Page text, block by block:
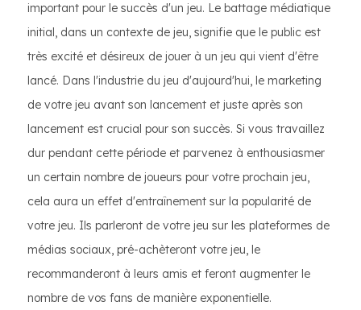
important pour le succès d'un jeu. Le battage médiatique
initial, dans un contexte de jeu, signifie que le public est
très excité et désireux de jouer à un jeu qui vient d'être
lancé. Dans l'industrie du jeu d'aujourd'hui, le marketing
de votre jeu avant son lancement et juste après son
lancement est crucial pour son succès. Si vous travaillez
dur pendant cette période et parvenez à enthousiasmer
un certain nombre de joueurs pour votre prochain jeu,
cela aura un effet d'entraînement sur la popularité de
votre jeu. Ils parleront de votre jeu sur les plateformes de
médias sociaux, pré-achèteront votre jeu, le
recommanderont à leurs amis et feront augmenter le
nombre de vos fans de manière exponentielle.